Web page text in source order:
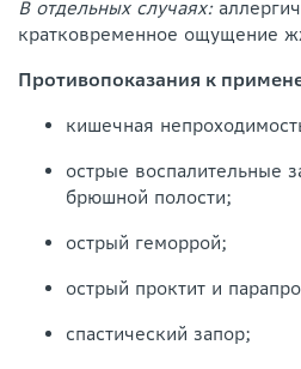
В отдельных случаях:
кратковременное ощущение
Противопоказания к
кишечная
острые воспалительные
брюшной полости;
острый геморрой;
острый проктит и
спастический запор;